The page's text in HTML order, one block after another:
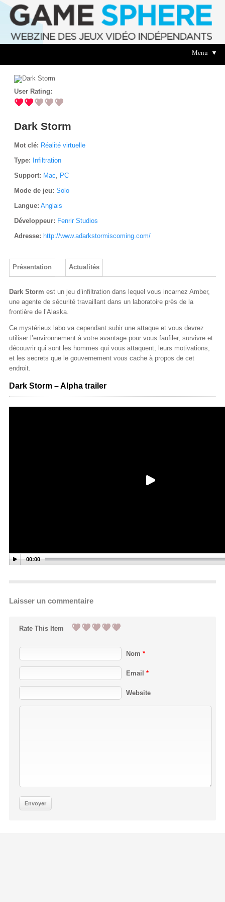
Menu ▼
User Rating:
Dark Storm
Mot clé: Réalité virtuelle
Type: Infiltration
Support: Mac, PC
Mode de jeu: Solo
Langue: Anglais
Développeur: Fenrir Studios
Adresse: http://www.adarkstormiscoming.com/
Présentation Actualités
Dark Storm est un jeu d’infiltration dans lequel vous incarnez Amber,
une agente de sécurité travaillant dans un laboratoire près de la
frontière de l’Alaska.
Ce mystérieux labo va cependant subir une attaque et vous devrez
utiliser l’environnement à votre avantage pour vous faufiler, survivre et
découvrir qui sont les hommes qui vous attaquent, leurs motivations,
et les secrets que le gouvernement vous cache à propos de cet
endroit.
Dark Storm – Alpha trailer
00:00
Laisser un commentaire
Rate This Item
Nom *
Email *
Website